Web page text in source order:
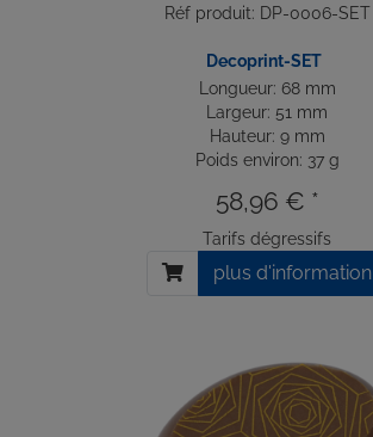
Réf produit: DP-0006-SET
Decoprint-SET
Longueur: 68 mm
Largeur: 51 mm
Hauteur: 9 mm
Poids environ: 37 g
58,96 € *
Tarifs dégressifs
plus d'information